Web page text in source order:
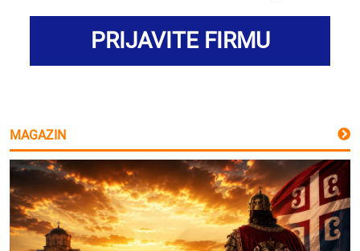
PRIJAVITE FIRMU
MAGAZIN